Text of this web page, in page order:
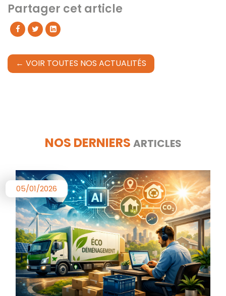
Partager cet article
← VOIR TOUTES NOS ACTUALITÉS
NOS DERNIERS ARTICLES
05/01/2026